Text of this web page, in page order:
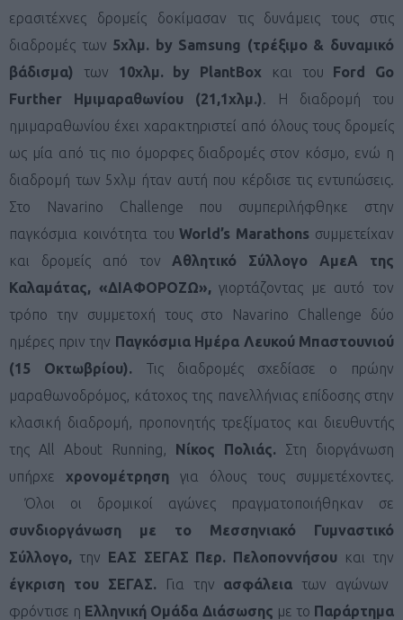
ερασιτέχνες δρομείς δοκίμασαν τις δυνάμεις τους στις
διαδρομές των 5χλμ. by Samsung (τρέξιμο & δυναμικό
βάδισμα) των 10χλμ. by PlantBox και του Ford
Go
Further
Ημιμαραθωνίου (21,1χλμ.)
. Η διαδρομή του
ημιμαραθωνίου έχει χαρακτηριστεί από όλους τους δρομείς
ως μία από τις πιο όμορφες διαδρομές στον κόσμο, ενώ η
διαδρομή των 5χλμ ήταν αυτή που κέρδισε τις εντυπώσεις.
Στο Navarino Challenge που συμπεριλήφθηκε στην
παγκόσμια κοινότητα τουWorld’s Marathons συμμετείχαν
και δρομείς από τον Αθλητικό Σύλλογο ΑμεΑ της
Καλαμάτας, «ΔΙΑΦΟΡΟΖΩ»,γιορτάζοντας με αυτό τον
τρόπο την συμμετοχή τους στο Navarino Challenge δύο
ημέρες πριν την Παγκόσμια Ημέρα Λευκού Μπαστουνιού
(15 Οκτωβρίου). Τις διαδρομές σχεδίασε ο πρώην
μαραθωνοδρόμος, κάτοχος της πανελλήνιας επίδοσης στην
κλασική διαδρομή, προπονητής τρεξίματος και διευθυντής
της All About Running, Νίκος Πολιάς. Στη διοργάνωση
υπήρχε χρονομέτρηση για όλους τους συμμετέχοντες.
Όλοι οι δρομικοί αγώνες πραγματοποιήθηκαν σε
συνδιοργάνωση με το Μεσσηνιακό Γυμναστικό
Σύλλογο, την ΕΑΣ ΣΕΓΑΣ Περ. Πελοποννήσου και την
έγκριση του ΣΕΓΑΣ.
Για την ασφάλεια των αγώνων
φρόντισε η Ελληνική Ομάδα Διάσωσης με το Παράρτημα